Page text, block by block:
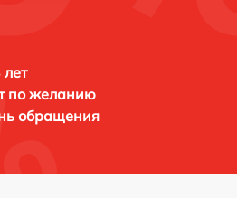
по желанию
обращения